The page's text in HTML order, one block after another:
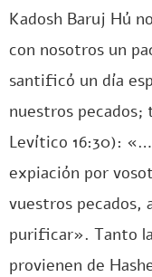
Kadosh Baruj Hú
con nosotros un
santificó un día
nuestros
Levítico 16:30):
expiación por
vuestros pecados,
purificar». Tanto
provienen de